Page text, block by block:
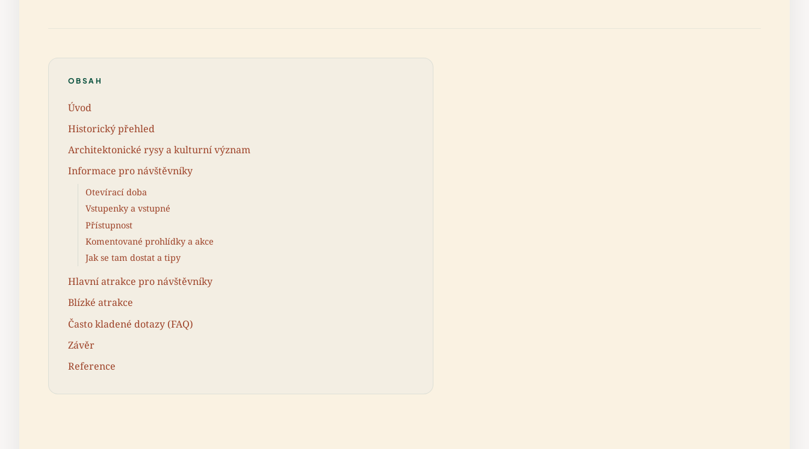
OBSAH
Úvod
Historický přehled
Architektonické rysy a kulturní význam
Informace pro návštěvníky
Otevírací doba
Vstupenky a vstupné
Přístupnost
Komentované prohlídky a akce
Jak se tam dostat a tipy
Hlavní atrakce pro návštěvníky
Blízké atrakce
Často kladené dotazy (FAQ)
Závěr
Reference